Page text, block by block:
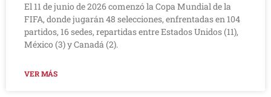
El 11 de junio de 2026 comenzó la Copa Mundial de la
FIFA, donde jugarán 48 selecciones, enfrentadas en 104
partidos, 16 sedes, repartidas entre Estados Unidos (11),
México (3) y Canadá (2).
VER MÁS